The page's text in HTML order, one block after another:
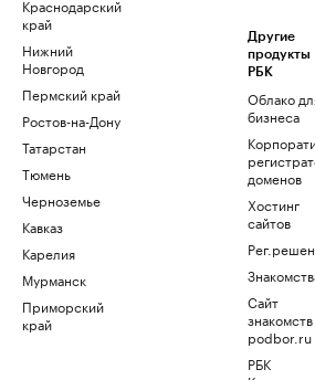
Краснодарский
край
Нижний
Новгород
Пермский край
Ростов-на-Дону
Татарстан
Тюмень
Черноземье
Кавказ
Карелия
Мурманск
Приморский
край
Другие
продукты
РБК
Облако
бизнеса
доменов
Хостинг
сайтов
Сайт
знакомств
podbor.ru
РБК